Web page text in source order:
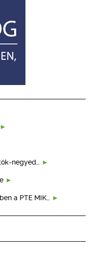
negyed…
a PTE MIK…